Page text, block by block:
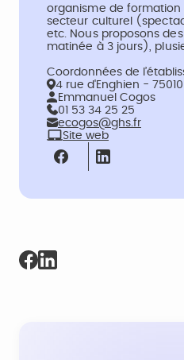
organisme de formation
secteur culturel
etc. Nous proposons
matinée à 3 jours),
Coordonnées de
4 rue d'Enghien - 75010
Emmanuel Cogos
01 53 34 25 25
ecogos@ghs.fr
Site web